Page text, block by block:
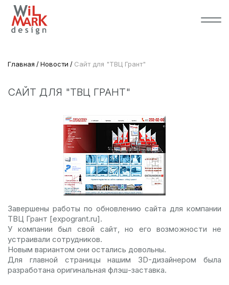
Главная Новости Сайт для "ТВЦ Грант"
САЙТ ДЛЯ "ТВЦ ГРАНТ"
Завершены работы по обновлению сайта для компании
ТВЦ Грант [expogrant.ru].
У компании был свой сайт, но его возможности не
устраивали сотрудников.
Новым вариантом они остались довольны.
Для главной страницы нашим 3D-дизайнером была
разработана оригинальная флэш-заставка.